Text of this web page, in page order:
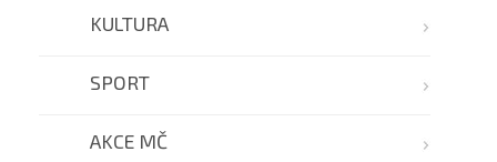
KULTURA
SPORT
AKCE MČ